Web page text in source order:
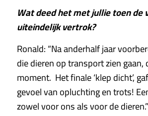
Wat deed het met jullie toen de
uiteindelijk vertrok?
Ronald: “Na anderhalf jaar
die dieren op transport zien gaan,
moment. Het finale ‘klep dicht’,
gevoel van opluchting en trots!
zowel voor ons als voor de dieren.”